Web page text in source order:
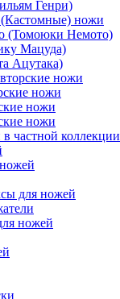
Генри)
ножи
(Томоюки Немото)
Мацуда)
Ацутака)
ножи
ножи
ножи
ножи
частной коллекции
для ножей
ножей